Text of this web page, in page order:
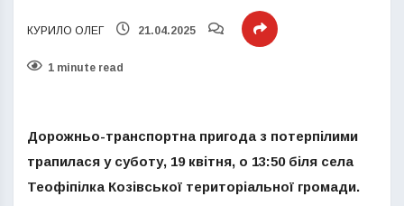
КУРИЛО ОЛЕГ 21.04.2025
1 minute read
Дорожньо-транспортна пригода з потерпілими
трапилася у суботу, 19 квітня, о 13:50 біля села
Теофіпілка Козівської територіальної громади.